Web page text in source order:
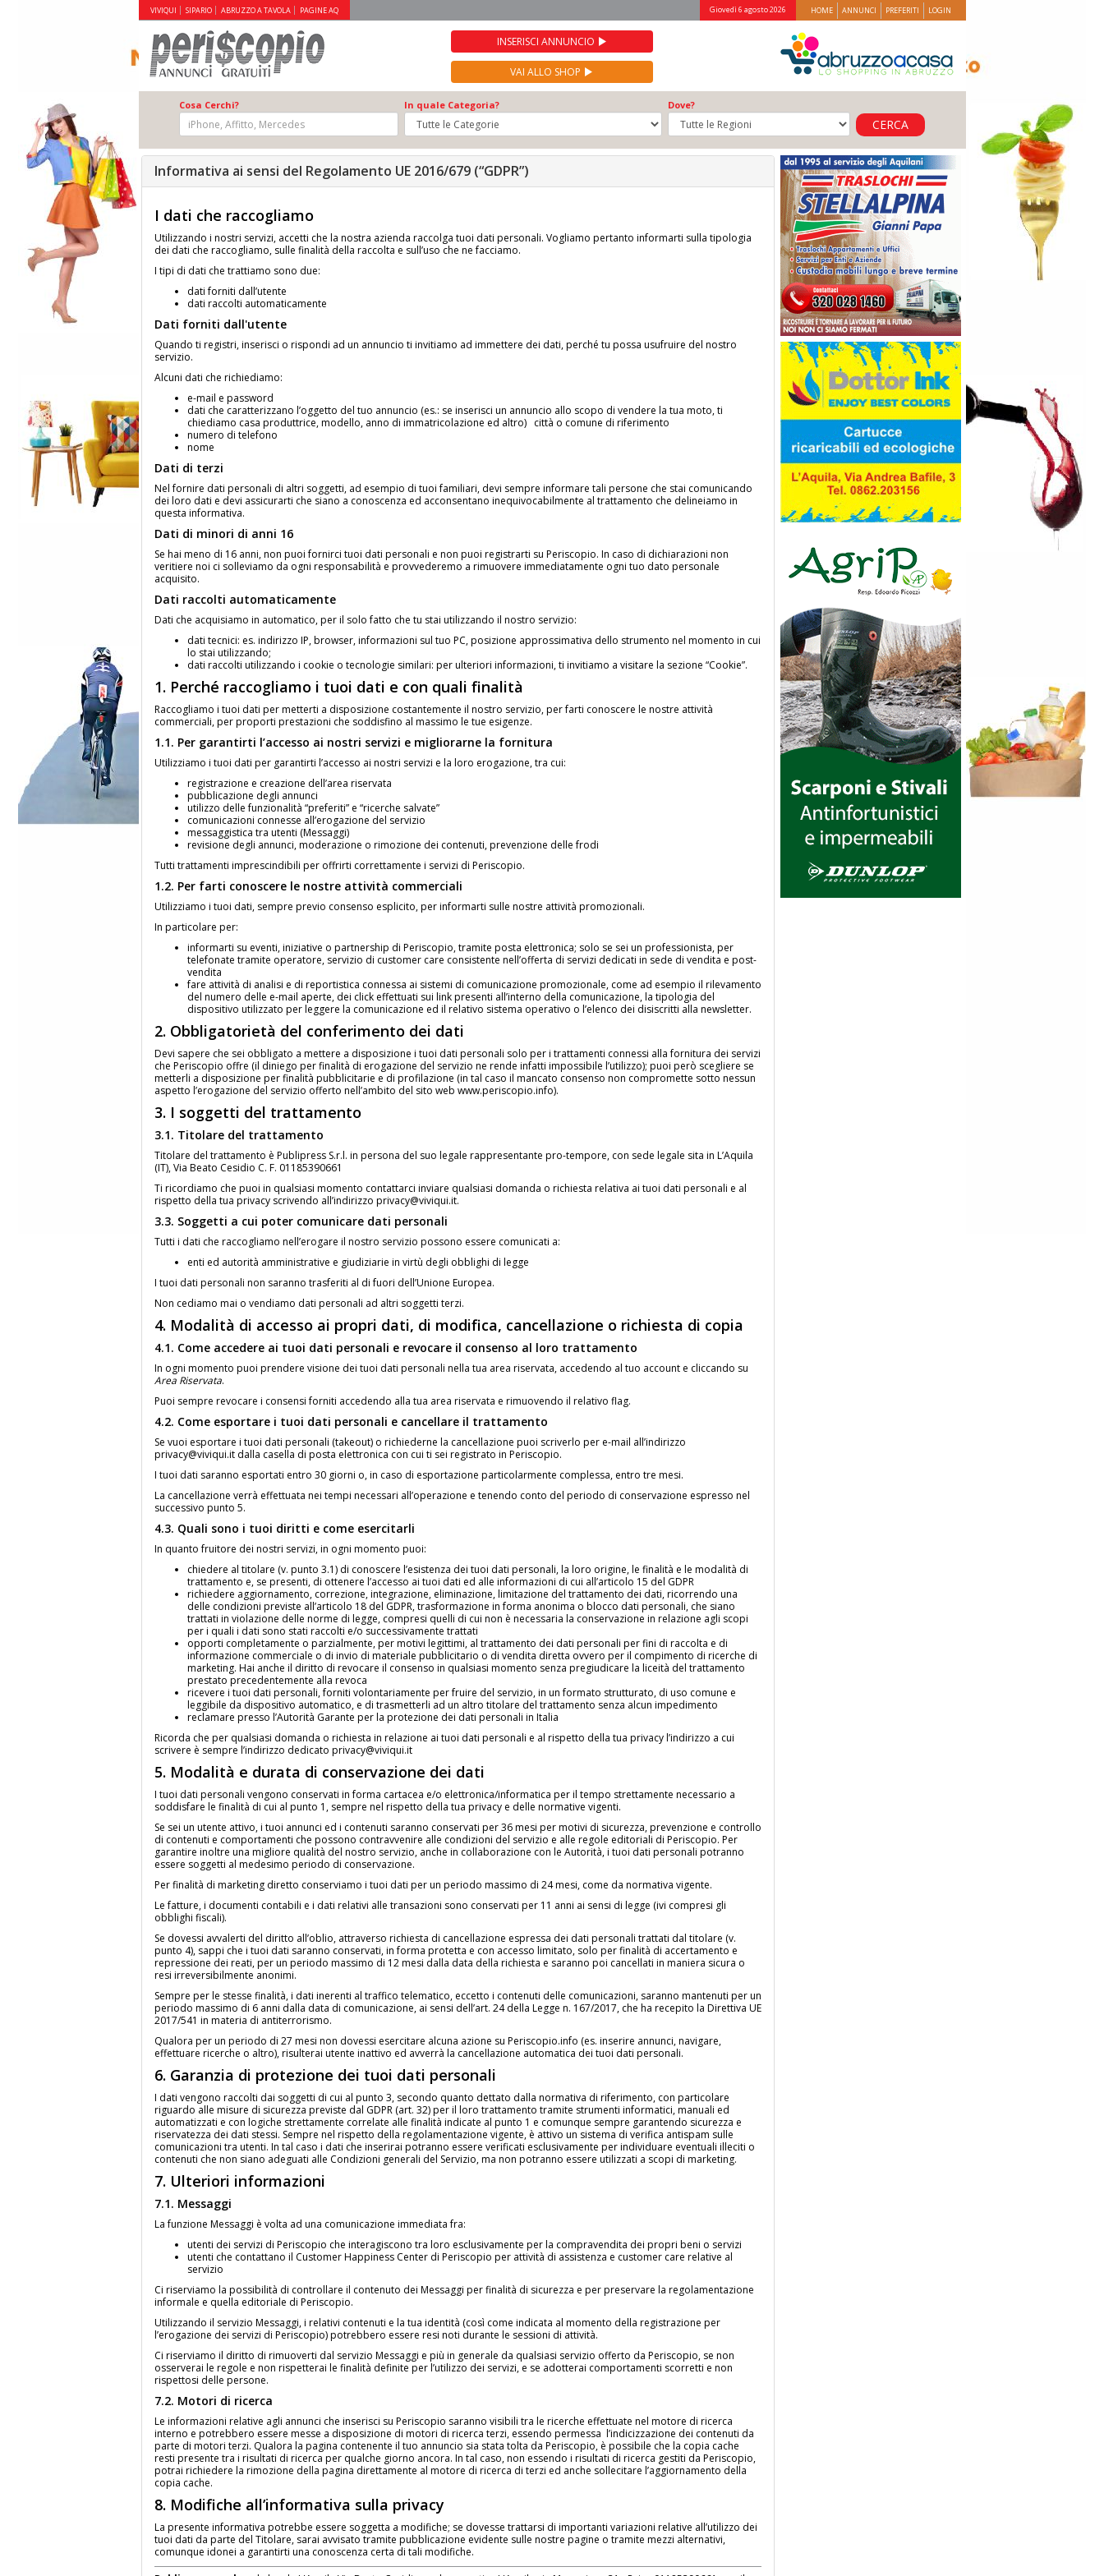
VIVIQUI SIPARIO ABRUZZO A TAVOLA PAGINE AQ HOME ANNUNCI PREFERITI LOGIN
Giovedì 6 agosto 2026
INSERISCI ANNUNCIO
VAI ALLO SHOP
Cosa Cerchi? In quale Categoria? Dove?
CERCA
Informativa ai sensi del Regolamento UE 2016/679 (“GDPR”)
I dati che raccogliamo
Utilizzando i nostri servizi, accetti che la nostra azienda raccolga tuoi dati personali. Vogliamo pertanto informarti sulla tipologia
dei dati che raccogliamo, sulle finalità della raccolta e sull’uso che ne facciamo.
I tipi di dati che trattiamo sono due:
dati forniti dall’utente
dati raccolti automaticamente
Dati forniti dall'utente
Quando ti registri, inserisci o rispondi ad un annuncio ti invitiamo ad immettere dei dati, perché tu possa usufruire del nostro
servizio.
Alcuni dati che richiediamo:
e-mail e password
dati che caratterizzano l’oggetto del tuo annuncio (es.: se inserisci un annuncio allo scopo di vendere la tua moto, ti
chiediamo casa produttrice, modello, anno di immatricolazione ed altro) città o comune di riferimento
numero di telefono
nome
Dati di terzi
Nel fornire dati personali di altri soggetti, ad esempio di tuoi familiari, devi sempre informare tali persone che stai comunicando
dei loro dati e devi assicurarti che siano a conoscenza ed acconsentano inequivocabilmente al trattamento che delineiamo in
questa informativa.
Dati di minori di anni 16
Se hai meno di 16 anni, non puoi fornirci tuoi dati personali e non puoi registrarti su Periscopio. In caso di dichiarazioni non
veritiere noi ci solleviamo da ogni responsabilità e provvederemo a rimuovere immediatamente ogni tuo dato personale
acquisito.
Dati raccolti automaticamente
Dati che acquisiamo in automatico, per il solo fatto che tu stai utilizzando il nostro servizio:
dati tecnici: es. indirizzo IP, browser, informazioni sul tuo PC, posizione approssimativa dello strumento nel momento in cui
lo stai utilizzando;
dati raccolti utilizzando i cookie o tecnologie similari: per ulteriori informazioni, ti invitiamo a visitare la sezione “Cookie”.
1. Perché raccogliamo i tuoi dati e con quali finalità
Raccogliamo i tuoi dati per metterti a disposizione costantemente il nostro servizio, per farti conoscere le nostre attività
commerciali, per proporti prestazioni che soddisfino al massimo le tue esigenze.
1.1. Per garantirti l’accesso ai nostri servizi e migliorarne la fornitura
Utilizziamo i tuoi dati per garantirti l’accesso ai nostri servizi e la loro erogazione, tra cui:
registrazione e creazione dell’area riservata
pubblicazione degli annunci
utilizzo delle funzionalità “preferiti” e “ricerche salvate”
comunicazioni connesse all’erogazione del servizio
messaggistica tra utenti (Messaggi)
revisione degli annunci, moderazione o rimozione dei contenuti, prevenzione delle frodi
Tutti trattamenti imprescindibili per offrirti correttamente i servizi di Periscopio.
1.2. Per farti conoscere le nostre attività commerciali
Utilizziamo i tuoi dati, sempre previo consenso esplicito, per informarti sulle nostre attività promozionali.
In particolare per:
informarti su eventi, iniziative o partnership di Periscopio, tramite posta elettronica; solo se sei un professionista, per
telefonate tramite operatore, servizio di customer care consistente nell’offerta di servizi dedicati in sede di vendita e post-
vendita
fare attività di analisi e di reportistica connessa ai sistemi di comunicazione promozionale, come ad esempio il rilevamento
del numero delle e-mail aperte, dei click effettuati sui link presenti all’interno della comunicazione, la tipologia del
dispositivo utilizzato per leggere la comunicazione ed il relativo sistema operativo o l’elenco dei disiscritti alla newsletter.
2. Obbligatorietà del conferimento dei dati
Devi sapere che sei obbligato a mettere a disposizione i tuoi dati personali solo per i trattamenti connessi alla fornitura dei servizi
che Periscopio offre (il diniego per finalità di erogazione del servizio ne rende infatti impossibile l’utilizzo); puoi però scegliere se
metterli a disposizione per finalità pubblicitarie e di profilazione (in tal caso il mancato consenso non compromette sotto nessun
aspetto l’erogazione del servizio offerto nell’ambito del sito web www.periscopio.info).
3. I soggetti del trattamento
3.1. Titolare del trattamento
Titolare del trattamento è Publipress S.r.l. in persona del suo legale rappresentante pro-tempore, con sede legale sita in L’Aquila
(IT), Via Beato Cesidio C. F. 01185390661
Ti ricordiamo che puoi in qualsiasi momento contattarci inviare qualsiasi domanda o richiesta relativa ai tuoi dati personali e al
rispetto della tua privacy scrivendo all’indirizzo privacy@viviqui.it.
3.3. Soggetti a cui poter comunicare dati personali
Tutti i dati che raccogliamo nell’erogare il nostro servizio possono essere comunicati a:
enti ed autorità amministrative e giudiziarie in virtù degli obblighi di legge
I tuoi dati personali non saranno trasferiti al di fuori dell’Unione Europea.
Non cediamo mai o vendiamo dati personali ad altri soggetti terzi.
4. Modalità di accesso ai propri dati, di modifica, cancellazione o richiesta di copia
4.1. Come accedere ai tuoi dati personali e revocare il consenso al loro trattamento
In ogni momento puoi prendere visione dei tuoi dati personali nella tua area riservata, accedendo al tuo account e cliccando su
Area Riservata.
Puoi sempre revocare i consensi forniti accedendo alla tua area riservata e rimuovendo il relativo flag.
4.2. Come esportare i tuoi dati personali e cancellare il trattamento
Se vuoi esportare i tuoi dati personali (takeout) o richiederne la cancellazione puoi scriverlo per e-mail all’indirizzo
privacy@viviqui.it dalla casella di posta elettronica con cui ti sei registrato in Periscopio.
I tuoi dati saranno esportati entro 30 giorni o, in caso di esportazione particolarmente complessa, entro tre mesi.
La cancellazione verrà effettuata nei tempi necessari all’operazione e tenendo conto del periodo di conservazione espresso nel
successivo punto 5.
4.3. Quali sono i tuoi diritti e come esercitarli
In quanto fruitore dei nostri servizi, in ogni momento puoi:
chiedere al titolare (v. punto 3.1) di conoscere l’esistenza dei tuoi dati personali, la loro origine, le finalità e le modalità di
trattamento e, se presenti, di ottenere l’accesso ai tuoi dati ed alle informazioni di cui all’articolo 15 del GDPR
richiedere aggiornamento, correzione, integrazione, eliminazione, limitazione del trattamento dei dati, ricorrendo una
delle condizioni previste all’articolo 18 del GDPR, trasformazione in forma anonima o blocco dati personali, che siano
trattati in violazione delle norme di legge, compresi quelli di cui non è necessaria la conservazione in relazione agli scopi
per i quali i dati sono stati raccolti e/o successivamente trattati
opporti completamente o parzialmente, per motivi legittimi, al trattamento dei dati personali per fini di raccolta e di
informazione commerciale o di invio di materiale pubblicitario o di vendita diretta ovvero per il compimento di ricerche di
marketing. Hai anche il diritto di revocare il consenso in qualsiasi momento senza pregiudicare la liceità del trattamento
prestato precedentemente alla revoca
ricevere i tuoi dati personali, forniti volontariamente per fruire del servizio, in un formato strutturato, di uso comune e
leggibile da dispositivo automatico, e di trasmetterli ad un altro titolare del trattamento senza alcun impedimento
reclamare presso l’Autorità Garante per la protezione dei dati personali in Italia
Ricorda che per qualsiasi domanda o richiesta in relazione ai tuoi dati personali e al rispetto della tua privacy l’indirizzo a cui
scrivere è sempre l’indirizzo dedicato privacy@viviqui.it
5. Modalità e durata di conservazione dei dati
I tuoi dati personali vengono conservati in forma cartacea e/o elettronica/informatica per il tempo strettamente necessario a
soddisfare le finalità di cui al punto 1, sempre nel rispetto della tua privacy e delle normative vigenti.
Se sei un utente attivo, i tuoi annunci ed i contenuti saranno conservati per 36 mesi per motivi di sicurezza, prevenzione e controllo
di contenuti e comportamenti che possono contravvenire alle condizioni del servizio e alle regole editoriali di Periscopio. Per
garantire inoltre una migliore qualità del nostro servizio, anche in collaborazione con le Autorità, i tuoi dati personali potranno
essere soggetti al medesimo periodo di conservazione.
Per finalità di marketing diretto conserviamo i tuoi dati per un periodo massimo di 24 mesi, come da normativa vigente.
Le fatture, i documenti contabili e i dati relativi alle transazioni sono conservati per 11 anni ai sensi di legge (ivi compresi gli
obblighi fiscali).
Se dovessi avvalerti del diritto all’oblio, attraverso richiesta di cancellazione espressa dei dati personali trattati dal titolare (v.
punto 4), sappi che i tuoi dati saranno conservati, in forma protetta e con accesso limitato, solo per finalità di accertamento e
repressione dei reati, per un periodo massimo di 12 mesi dalla data della richiesta e saranno poi cancellati in maniera sicura o
resi irreversibilmente anonimi.
Sempre per le stesse finalità, i dati inerenti al traffico telematico, eccetto i contenuti delle comunicazioni, saranno mantenuti per un
periodo massimo di 6 anni dalla data di comunicazione, ai sensi dell’art. 24 della Legge n. 167/2017, che ha recepito la Direttiva UE
2017/541 in materia di antiterrorismo.
Qualora per un periodo di 27 mesi non dovessi esercitare alcuna azione su Periscopio.info (es. inserire annunci, navigare,
effettuare ricerche o altro), risulterai utente inattivo ed avverrà la cancellazione automatica dei tuoi dati personali.
6. Garanzia di protezione dei tuoi dati personali
I dati vengono raccolti dai soggetti di cui al punto 3, secondo quanto dettato dalla normativa di riferimento, con particolare
riguardo alle misure di sicurezza previste dal GDPR (art. 32) per il loro trattamento tramite strumenti informatici, manuali ed
automatizzati e con logiche strettamente correlate alle finalità indicate al punto 1 e comunque sempre garantendo sicurezza e
riservatezza dei dati stessi. Sempre nel rispetto della regolamentazione vigente, è attivo un sistema di verifica antispam sulle
comunicazioni tra utenti. In tal caso i dati che inserirai potranno essere verificati esclusivamente per individuare eventuali illeciti o
contenuti che non siano adeguati alle Condizioni generali del Servizio, ma non potranno essere utilizzati a scopi di marketing.
7. Ulteriori informazioni
7.1. Messaggi
La funzione Messaggi è volta ad una comunicazione immediata fra:
utenti dei servizi di Periscopio che interagiscono tra loro esclusivamente per la compravendita dei propri beni o servizi
utenti che contattano il Customer Happiness Center di Periscopio per attività di assistenza e customer care relative al
servizio
Ci riserviamo la possibilità di controllare il contenuto dei Messaggi per finalità di sicurezza e per preservare la regolamentazione
informale e quella editoriale di Periscopio.
Utilizzando il servizio Messaggi, i relativi contenuti e la tua identità (così come indicata al momento della registrazione per
l’erogazione dei servizi di Periscopio) potrebbero essere resi noti durante le sessioni di attività.
Ci riserviamo il diritto di rimuoverti dal servizio Messaggi e più in generale da qualsiasi servizio offerto da Periscopio, se non
osserverai le regole e non rispetterai le finalità definite per l’utilizzo dei servizi, e se adotterai comportamenti scorretti e non
rispettosi delle persone.
7.2. Motori di ricerca
Le informazioni relative agli annunci che inserisci su Periscopio saranno visibili tra le ricerche effettuate nel motore di ricerca
interno e potrebbero essere messe a disposizione di motori di ricerca terzi, essendo permessa l’indicizzazione dei contenuti da
parte di motori terzi. Qualora la pagina contenente il tuo annuncio sia stata tolta da Periscopio, è possibile che la copia cache
resti presente tra i risultati di ricerca per qualche giorno ancora. In tal caso, non essendo i risultati di ricerca gestiti da Periscopio,
potrai richiedere la rimozione della pagina direttamente al motore di ricerca di terzi ed anche sollecitare l’aggiornamento della
copia cache.
8. Modifiche all’informativa sulla privacy
La presente informativa potrebbe essere soggetta a modifiche; se dovesse trattarsi di importanti variazioni relative all’utilizzo dei
tuoi dati da parte del Titolare, sarai avvisato tramite pubblicazione evidente sulle nostre pagine o tramite mezzi alternativi,
comunque idonei a garantirti una conoscenza certa di tali modifiche.